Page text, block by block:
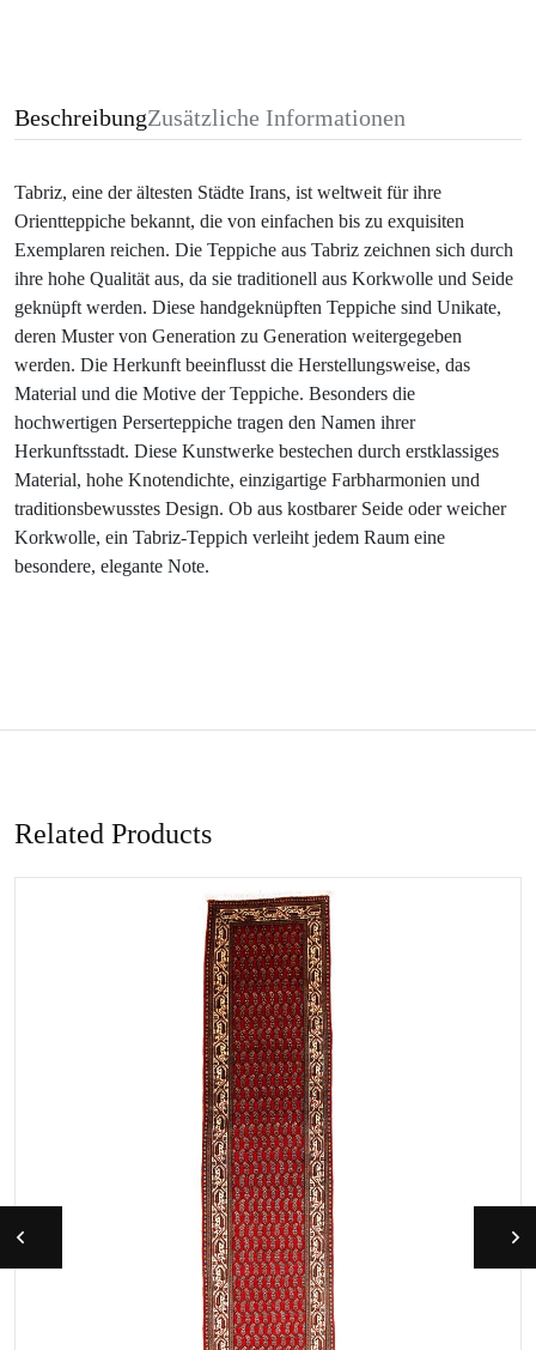
BeschreibungZusätzliche Informationen
Tabriz, eine der ältesten Städte Irans, ist weltweit für ihre
Orientteppiche bekannt, die von einfachen bis zu exquisiten
Exemplaren reichen. Die Teppiche aus Tabriz zeichnen sich durch
ihre hohe Qualität aus, da sie traditionell aus Korkwolle und Seide
geknüpft werden. Diese handgeknüpften Teppiche sind Unikate,
deren Muster von Generation zu Generation weitergegeben
werden. Die Herkunft beeinflusst die Herstellungsweise, das
Material und die Motive der Teppiche. Besonders die
hochwertigen Perserteppiche tragen den Namen ihrer
Herkunftsstadt. Diese Kunstwerke bestechen durch erstklassiges
Material, hohe Knotendichte, einzigartige Farbharmonien und
traditionsbewusstes Design. Ob aus kostbarer Seide oder weicher
Korkwolle, ein Tabriz-Teppich verleiht jedem Raum eine
besondere, elegante Note.
Related Products